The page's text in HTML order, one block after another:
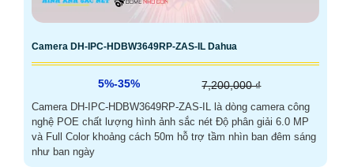
Camera DH-IPC-HDBW3649RP-ZAS-IL Dahua
5%-35% 7,200,000 ₫
Camera DH-IPC-HDBW3649RP-ZAS-IL là dòng camera công
nghệ POE chất lượng hình ảnh sắc nét Độ phân giải 6.0 MP
và Full Color khoảng cách 50m hỗ trợ tầm nhìn ban đêm sáng
như ban ngày